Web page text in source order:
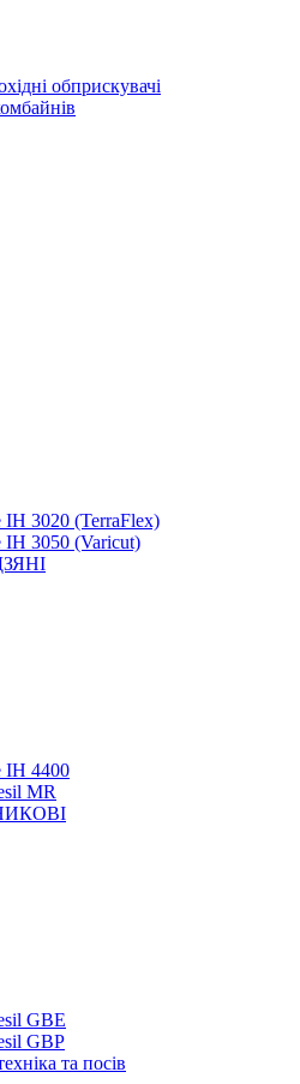
обприскувачі
IH 3020 (TerraFlex)
IH 3050 (Varicut)
IH 4400
MR
GBE
GBP
та посів